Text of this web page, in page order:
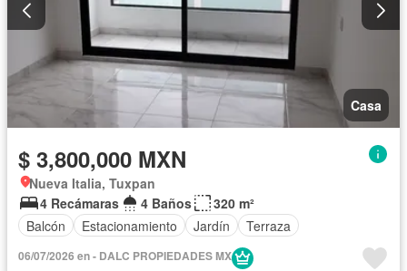
Casa
$ 3,800,000 MXN
Nueva Italia, Tuxpan
4 Recámaras
4 Baños
320 m²
Balcón
Estacionamiento Jardín Terraza
06/07/2026 en - DALC PROPIEDADES MX